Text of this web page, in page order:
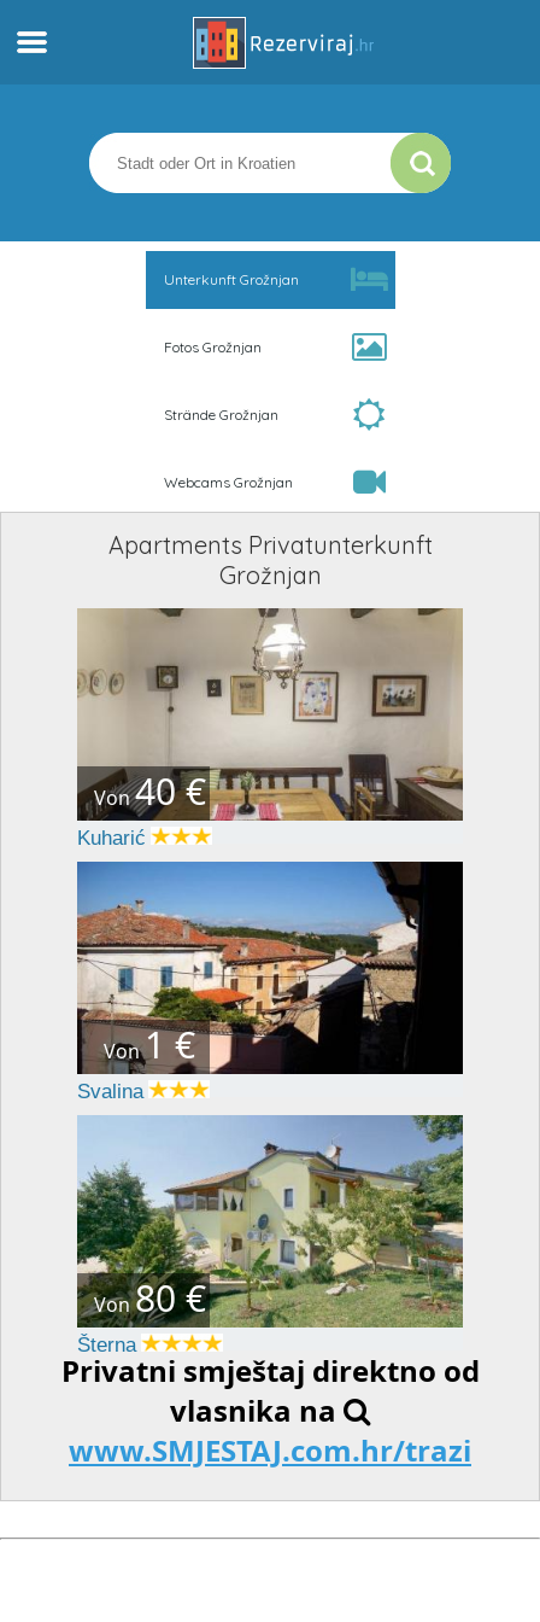
Apartments
Touristeninformation
Unterkunft Grožnjan
Fotos Grožnjan
Strände Grožnjan
Webcams Grožnjan
Apartments Privatunterkunft
Grožnjan
Von40 €
Kuharić
Von1 €
Svalina
Von80 €
Šterna
Privatni smještaj direktno od
vlasnika na
www.SMJESTAJ.com.hr/trazi